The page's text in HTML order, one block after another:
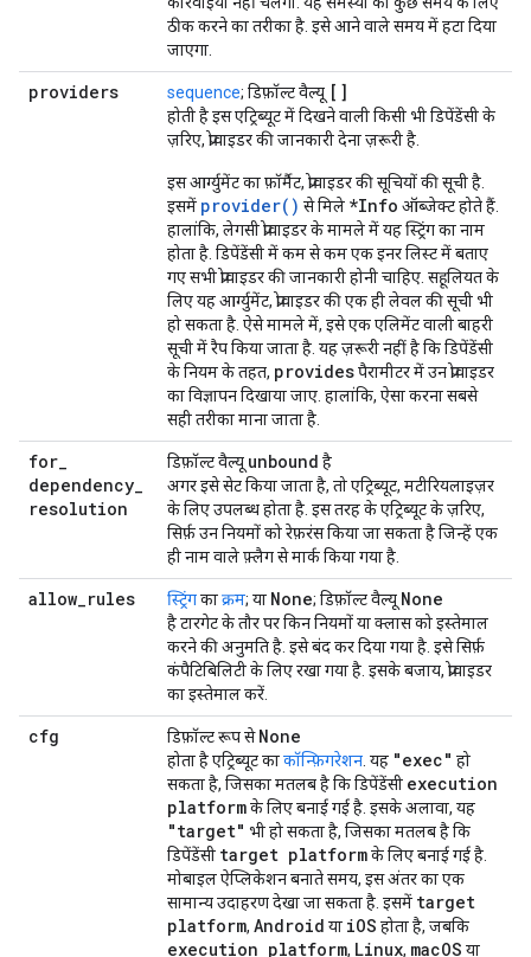
ठीक करने का तरीका है. इसे आने वाले समय में हटा दिया
जाएगा.
providers sequence; डिफ़ॉल्ट वैल्यू []
होती है इस एट्रिब्यूट में दिखने वाली किसी भी डिपेंडेंसी के
ज़रिए, प्रोवाइडर की जानकारी देना ज़रूरी है.
इस आर्ग्युमेंट का फ़ॉर्मैट, प्रोवाइडर की सूचियों की सूची है.
इसमें provider() से मिले *Info ऑब्जेक्ट होते हैं.
हालांकि, लेगसी प्रोवाइडर के मामले में यह स्ट्रिंग का नाम
होता है. डिपेंडेंसी में कम से कम एक इनर लिस्ट में बताए
गए सभी प्रोवाइडर की जानकारी होनी चाहिए. सहूलियत के
लिए यह आर्ग्युमेंट, प्रोवाइडर की एक ही लेवल की सूची भी
हो सकता है. ऐसे मामले में, इसे एक एलिमेंट वाली बाहरी
सूची में रैप किया जाता है. यह ज़रूरी नहीं है कि डिपेंडेंसी
के नियम के तहत, providesपैरामीटर में उन प्रोवाइडर
का विज्ञापन दिखाया जाए. हालांकि, ऐसा करना सबसे
सही तरीका माना जाता है.
for_
dependency_
resolution
डिफ़ॉल्ट वैल्यू unbound है
अगर इसे सेट किया जाता है, तो एट्रिब्यूट, मटीरियलाइज़र
के लिए उपलब्ध होता है. इस तरह के एट्रिब्यूट के ज़रिए,
सिर्फ़ उन नियमों को रेफ़रंस किया जा सकता है जिन्हें एक
ही नाम वाले फ़्लैग से मार्क किया गया है.
allow_rules स्ट्रिंगकाक्रम; या None; डिफ़ॉल्ट वैल्यू None
है टारगेट के तौर पर किन नियमों या क्लास को इस्तेमाल
करने की अनुमति है. इसे बंद कर दिया गया है. इसे सिर्फ़
कंपैटिबिलिटी के लिए रखा गया है. इसके बजाय, प्रोवाइडर
का इस्तेमाल करें.
cfg डिफ़ॉल्ट रूप सेNone
होता है एट्रिब्यूट काकॉन्फ़िगरेशन . यह "exec" हो
सकता है, जिसका मतलब है कि डिपेंडेंसी execution
platformके लिए बनाई गई है. इसके अलावा, यह
"target" भी हो सकता है, जिसका मतलब है कि
डिपेंडेंसी target platformके लिए बनाई गई है.
मोबाइल ऐप्लिकेशन बनाते समय, इस अंतर का एक
सामान्य उदाहरण देखा जा सकता है. इसमें target
platform, Android या iOS होता है, जबकि
execution platform, Linux, macOS या